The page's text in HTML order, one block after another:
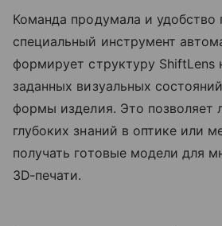
Команда продумала и удобство
специальный инструмент
формирует структуру ShiftLens
заданных визуальных
формы изделия. Это позволяет
глубоких знаний в оптике или
получать готовые модели для
3D‑печати.